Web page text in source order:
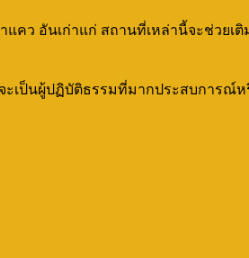
ว อันเก่าแก่ สถานที่เหล่านี้จะช่วยเติ
เป็นผู้ปฏิบัติธรรมที่มากประสบการณ์ห